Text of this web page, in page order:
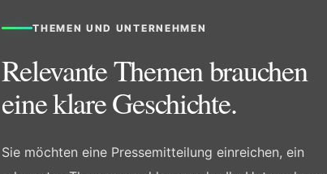
THEMEN UND UNTERNEHMEN
Relevante Themen brauchen
eine klare Geschichte.
Sie möchten eine Pressemitteilung einreichen, ein